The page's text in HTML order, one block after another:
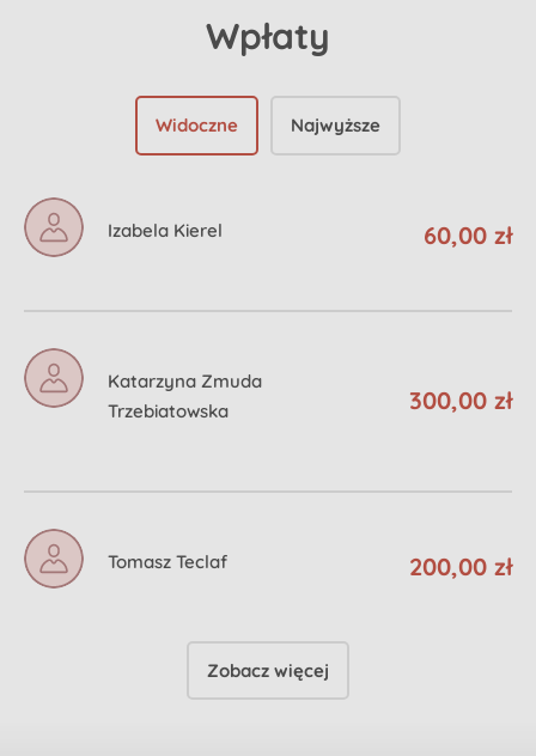
Wpłaty
Widoczne Najwyższe
Izabela Kierel 60,00 zł
Katarzyna Zmuda
Trzebiatowska
300,00 zł
Tomasz Teclaf 200,00 zł
Zobacz więcej